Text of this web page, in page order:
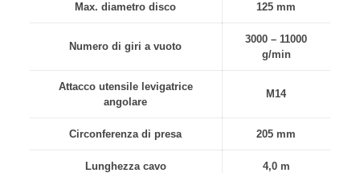
Max. diametro disco 125 mm
Numero di giri a vuoto
3000 – 11000
g/min
Attacco utensile levigatrice
angolare
M14
Circonferenza di presa 205 mm
Lunghezza cavo 4,0 m